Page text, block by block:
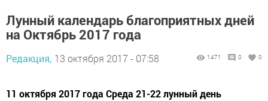
Лунный календарь благоприятных дней
на Октябрь 2017 года
Редакция, 13 октября 2017 - 07:58 1471 0 0
11 октября 2017 года Среда 21-22 лунный день